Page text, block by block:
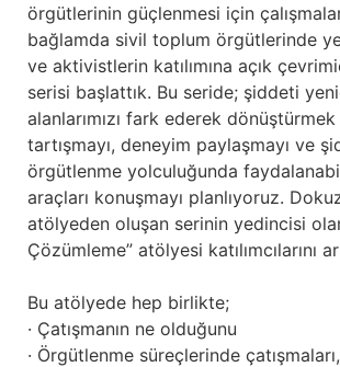
örgütlerinin güçlenmesi için
bağlamda sivil toplum örgütlerinde
ve aktivistlerin katılımına açık
serisi başlattık. Bu seride; şiddeti
alanlarımızı fark ederek
tartışmayı, deneyim paylaşmayı ve
örgütlenme yolculuğunda
araçları konuşmayı planlıyoruz.
atölyeden oluşan serinin yedincisi
Çözümleme” atölyesi katılımcılarını
Bu atölyede hep birlikte;
· Çatışmanın ne olduğunu
· Örgütlenme süreçlerinde çatışmaları,